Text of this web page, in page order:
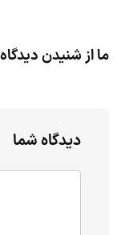
ما از شنیدن
دیدگاه شما